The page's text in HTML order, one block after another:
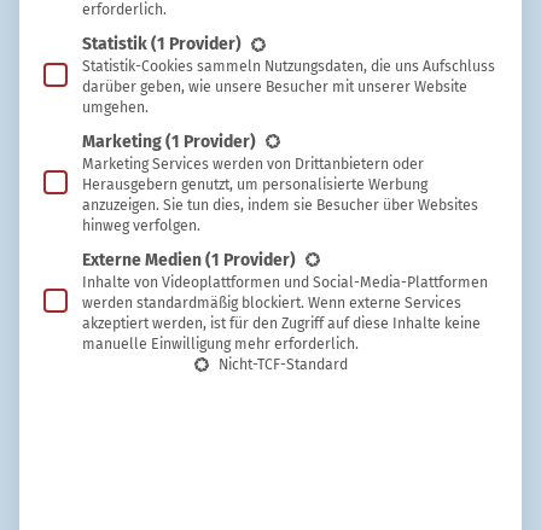
Maximilian Knap
Wie du Geschirr-Spülmittel preiswert
selbst herstellst
erforderlich.
Statistik(1 Provider)
Statistik-Cookies sammeln Nutzungsdaten, die uns Aufschluss
darüber geben, wie unsere Besucher mit unserer Website
umgehen.
Marketing(1 Provider)
Marketing Services werden von Drittanbietern oder
Herausgebern genutzt, um personalisierte Werbung
anzuzeigen. Sie tun dies, indem sie Besucher über Websites
hinweg verfolgen.
Externe Medien(1 Provider)
Inhalte von Videoplattformen und Social-Media-Plattformen
werden standardmäßig blockiert. Wenn externe Services
akzeptiert werden, ist für den Zugriff auf diese Inhalte keine
manuelle Einwilligung mehr erforderlich.
Nicht-TCF-Standard